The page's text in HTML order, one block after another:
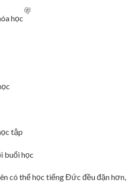
học
tập
buổi học
có thể học tiếng Đức đều đặn hơn,